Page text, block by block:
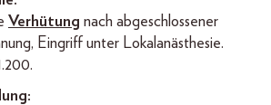
Verhütung nach abgeschlossener
Eingriff unter Lokalanästhesie.